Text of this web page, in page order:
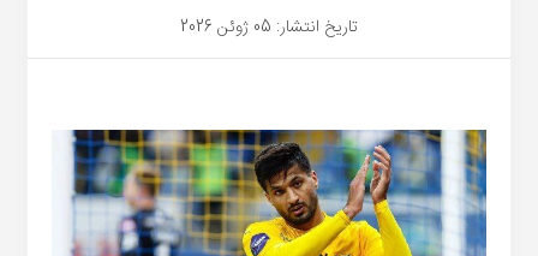
تاریخ انتشار: 05 ژوئن 2026